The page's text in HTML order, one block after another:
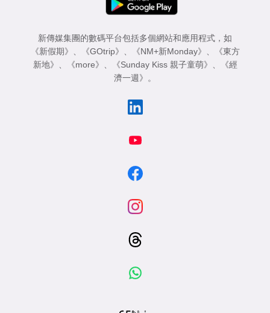
新傳媒集團的數碼平台包括多個網站和應用程式，如
《新假期》 、 《GOtrip》 、 《NM+新Monday》 、
《東方
新地》 、 《more》 、 《Sunday Kiss 親子童萌》 、
《經
濟一週》 。